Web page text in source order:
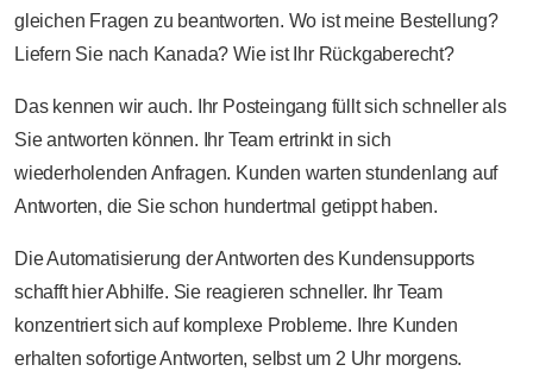
gleichen Fragen zu beantworten. Wo ist meine Bestellung?
Liefern Sie nach Kanada? Wie ist Ihr Rückgaberecht?
Das kennen wir auch. Ihr Posteingang füllt sich schneller als
Sie antworten können. Ihr Team ertrinkt in sich
wiederholenden Anfragen. Kunden warten stundenlang auf
Antworten, die Sie schon hundertmal getippt haben.
Die Automatisierung der Antworten des Kundensupports
schafft hier Abhilfe. Sie reagieren schneller. Ihr Team
konzentriert sich auf komplexe Probleme. Ihre Kunden
erhalten sofortige Antworten, selbst um 2 Uhr morgens.